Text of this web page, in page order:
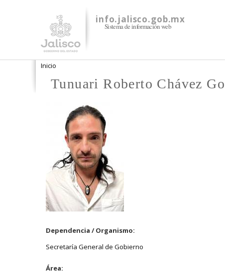
info.jalisco.gob.mx
Sistema de información web
Se encuentra usted aquí
Inicio
Tunuari Roberto Chávez
Dependencia / Organismo:
Secretaría General de Gobierno
Área: